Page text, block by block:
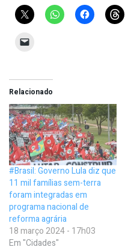
Relacionado
#Brasil: Governo Lula diz que
11 mil famílias sem-terra
foram integradas em
programa nacional de
reforma agrária
18 março 2024 - 17h03
Em "Cidades"